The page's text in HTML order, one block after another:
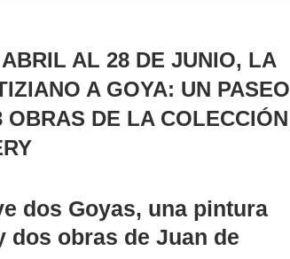
AL 28 DE JUNIO, LA
A GOYA: UN PASEO
DE LA COLECCIÓN
dos Goyas, una pintura
dos obras de Juan de